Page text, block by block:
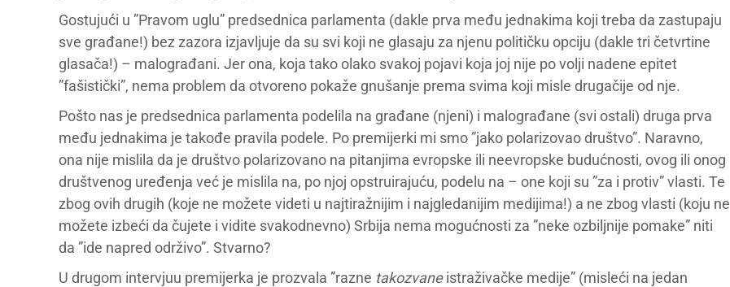
Gostujući u ”Pravom uglu” predsednica parlamenta (dakle prva među jednakima koji treba da zastupaju
sve građane!) bez zazora izjavljuje da su svi koji ne glasaju za njenu političku opciju (dakle tri četvrtine
glasača!) – malograđani. Jer ona, koja tako olako svakoj pojavi koja joj nije po volji nadene epitet
”fašistički”, nema problem da otvoreno pokaže gnušanje prema svima koji misle drugačije od nje.
Pošto nas je predsednica parlamenta podelila na građane (njeni) i malograđane (svi ostali) druga prva
među jednakima je takođe pravila podele. Po premijerki mi smo ”jako polarizovao društvo”. Naravno,
ona nije mislila da je društvo polarizovano na pitanjima evropske ili neevropske budućnosti, ovog ili onog
društvenog uređenja već je mislila na, po njoj opstruirajuću, podelu na – one koji su ”za i protiv” vlasti. Te
zbog ovih drugih (koje ne možete videti u najtiražnijim i najgledanijim medijima!) a ne zbog vlasti (koju ne
možete izbeći da čujete i vidite svakodnevno) Srbija nema mogućnosti za ”neke ozbiljnije pomake” niti
da ”ide napred održivo”. Stvarno?
U drugom intervjuu premijerka je prozvala ”razne takozvaneistraživačke medije” (misleći na jedan